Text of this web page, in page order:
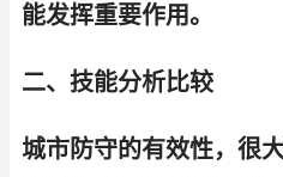
能发挥重要作用。
二、技能分析比较
城市防守的有效性，很